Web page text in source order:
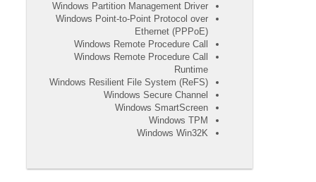
Windows Partition Management Driver
Windows Point-to-Point Protocol over
Ethernet (PPPoE)
Windows Remote Procedure Call
Windows Remote Procedure Call
Runtime
Windows Resilient File System (ReFS)
Windows Secure Channel
Windows SmartScreen
Windows TPM
Windows Win32K